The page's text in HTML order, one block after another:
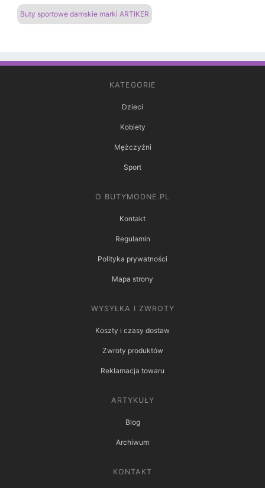
Buty sportowe damskie marki ARTIKER
KATEGORIE
Dzieci
Kobiety
Mężczyźni
Sport
O BUTYMODNE.PL
Kontakt
Regulamin
Polityka prywatności
Mapa strony
WYSYŁKA I ZWROTY
Koszty i czasy dostaw
Zwroty produktów
Reklamacja towaru
ARTYKUŁY
Blog
Archiwum
KONTAKT